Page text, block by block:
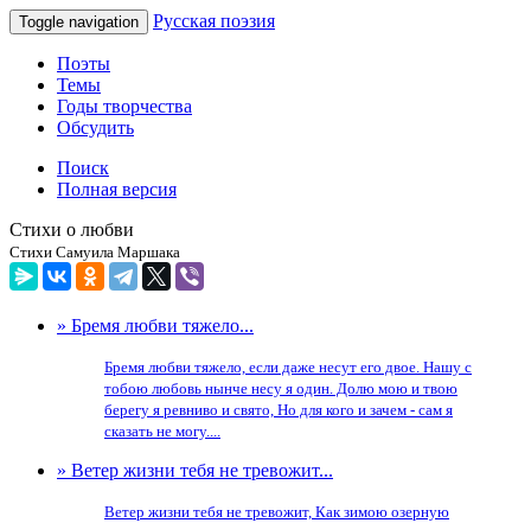
Toggle navigation Русская поэзия
Поэты
Темы
Годы творчества
Обсудить
Поиск
Полная версия
Стихи о любви
Стихи Самуила Маршака
» Бремя любви тяжело...
Бремя любви тяжело, если даже несут его двое. Нашу с
тобою любовь нынче несу я один. Долю мою и твою
берегу я ревниво и свято, Но для кого и зачем - сам я
сказать не могу....
» Ветер жизни тебя не тревожит...
Ветер жизни тебя не тревожит, Как зимою озерную